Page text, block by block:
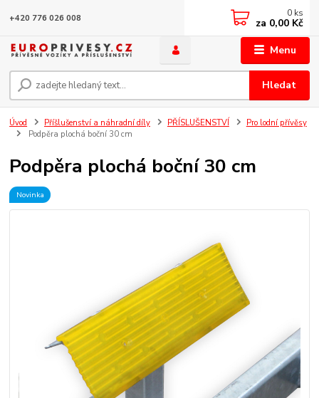
Menu
Hledat
+420 776 026 008 0 ks
za 0,00 Kč
Úvod Příšlušenství a náhradní díly PŘÍSLUŠENSTVÍ
Pro lodní přívěsy
Podpěra plochá boční 30 cm
Podpěra plochá boční 30 cm
Novinka